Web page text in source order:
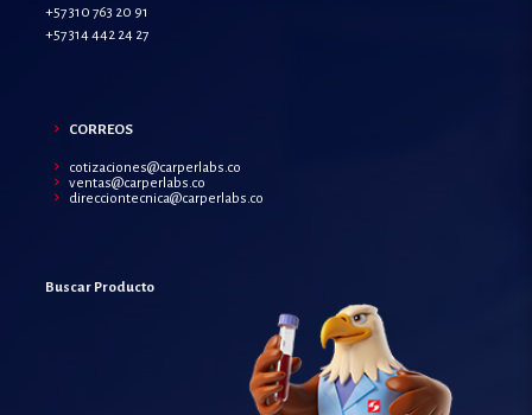
+57 310 763 20 91
+57 314 442 24 27
CORREOS
cotizaciones@carperlabs.co
ventas@carperlabs.co
direcciontecnica@carperlabs.co
Buscar Producto